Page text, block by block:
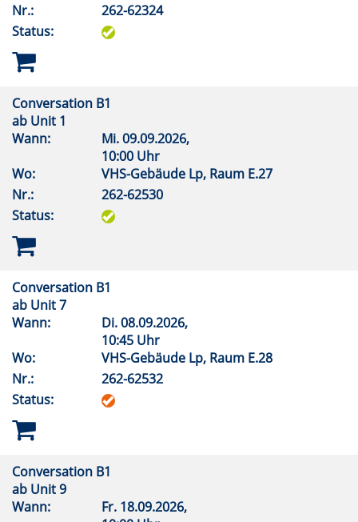
Nr.:
262-62324
Status:
Conversation B1
ab Unit 1
Wann:
Mi.09.09.2026,
10:00 Uhr
Wo:
VHS-Gebäude Lp, Raum E.27
Nr.:
262-62530
Status:
Conversation B1
ab Unit 7
Wann:
Di.08.09.2026,
10:45 Uhr
Wo:
VHS-Gebäude Lp, Raum E.28
Nr.:
262-62532
Status:
Conversation B1
ab Unit 9
Wann:
Fr. 18.09.2026,